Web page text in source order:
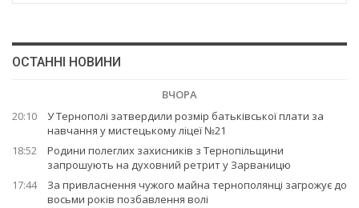
ОСТАННІ НОВИНИ
ВЧОРА
20:10
У Тернополі затвердили розмір батьківської плати за
навчання у мистецькому ліцеї №21
18:52
Родини полеглих захисників з Тернопільщини
запрошують на духовний ретрит у Зарваницю
17:44
За привласнення чужого майна тернополянці загрожує до
восьми років позбавлення волі